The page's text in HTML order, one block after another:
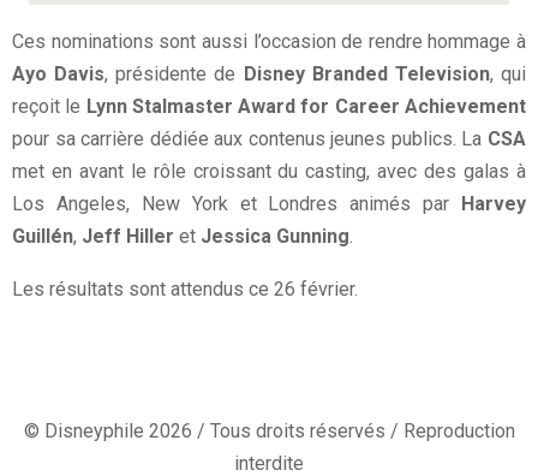
Ces nominations sont aussi l’occasion de rendre hommage à
Ayo Davis, présidente de Disney Branded Television, qui
reçoit le Lynn Stalmaster Award for Career Achievement
pour sa carrière dédiée aux contenus jeunes publics. La CSA
met en avant le rôle croissant du casting, avec des galas à
Los Angeles, New York et Londres animés par Harvey
Guillén, Jeff Hiller et Jessica Gunning.
Les résultats sont attendus ce 26 février.
© Disneyphile 2026 / Tous droits réservés / Reproduction
interdite